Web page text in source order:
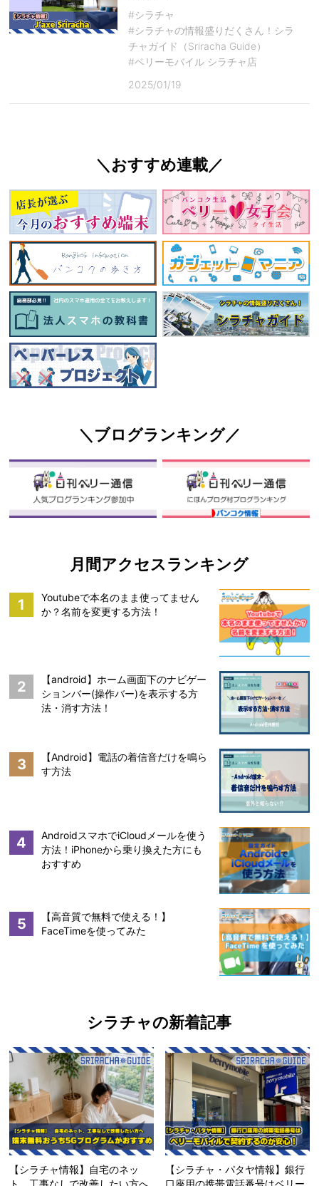
#シラチャ
#シラチャの情報盛りだくさん！シラ
チャガイド（Sriracha Guide）
#ベリーモバイル シラチャ店
2025/01/19
＼おすすめ連載／
＼ブログランキング／
月間アクセスランキング
1
Youtubeで本名のまま使ってません
か？名前を変更する方法！
2
【android】ホーム画面下のナビゲー
ションバー(操作バー)を表示する方
法・消す方法！
3
【Android】電話の着信音だけを鳴ら
す方法
4
AndroidスマホでiCloudメールを使う
方法！iPhoneから乗り換えた方にも
おすすめ
5
【高音質で無料で使える！】
FaceTimeを使ってみた
シラチャの新着記事
【シラチャ情報】自宅のネッ
ト、工事なしで改善したい方へ
【シラチャ・パタヤ情報】銀行
口座用の携帯電話番号はベリー